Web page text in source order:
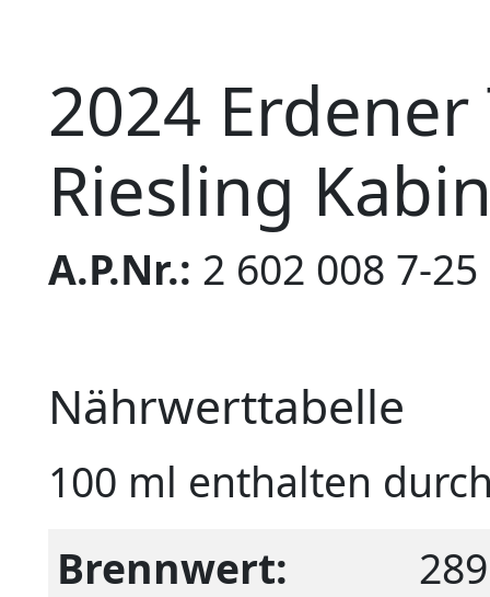
2024
Riesling
A.P.Nr.: 2 602 008 7-25
Nährwerttabelle
100 ml enthalten
Brennwert: